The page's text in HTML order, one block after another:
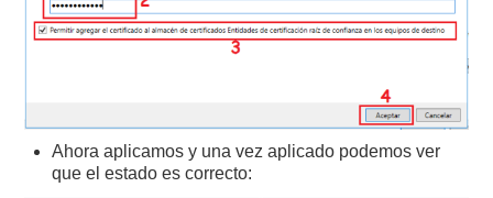
Ahora aplicamos y una vez aplicado podemos ver
que el estado es correcto: